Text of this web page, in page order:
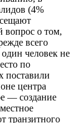
(4%
вопрос о том,
всего
человек не
по
поставили
центра
— создание
транзитного